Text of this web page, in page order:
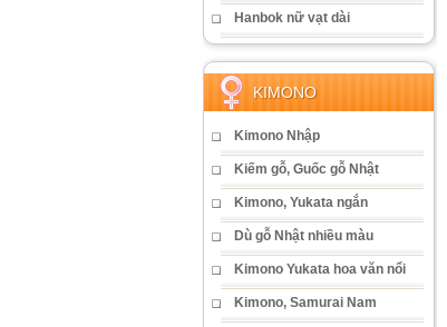
Hanbok nữ vạt dài
KIMONO
Kimono Nhập
Kiếm gỗ, Guốc gỗ Nhật
Kimono, Yukata ngắn
Dù gỗ Nhật nhiều màu
Kimono Yukata hoa văn nổi
Kimono, Samurai Nam